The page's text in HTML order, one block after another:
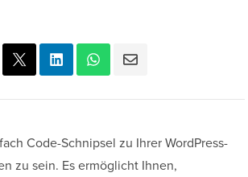
Code-Schnipsel zu Ihrer WordPress-
zu sein. Es ermöglicht Ihnen,